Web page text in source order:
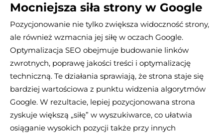
Mocniejsza siła strony w Google
Pozycjonowanie nie tylko zwiększa widoczność strony,
ale również wzmacnia jej siłę w oczach Google.
Optymalizacja SEO obejmuje budowanie linków
zwrotnych, poprawę jakości treści i optymalizację
techniczną. Te działania sprawiają, że strona staje się
bardziej wartościowa z punktu widzenia algorytmów
Google. W rezultacie, lepiej pozycjonowana strona
zyskuje większą „siłę” w wyszukiwarce, co ułatwia
osiąganie wysokich pozycji także przy innych